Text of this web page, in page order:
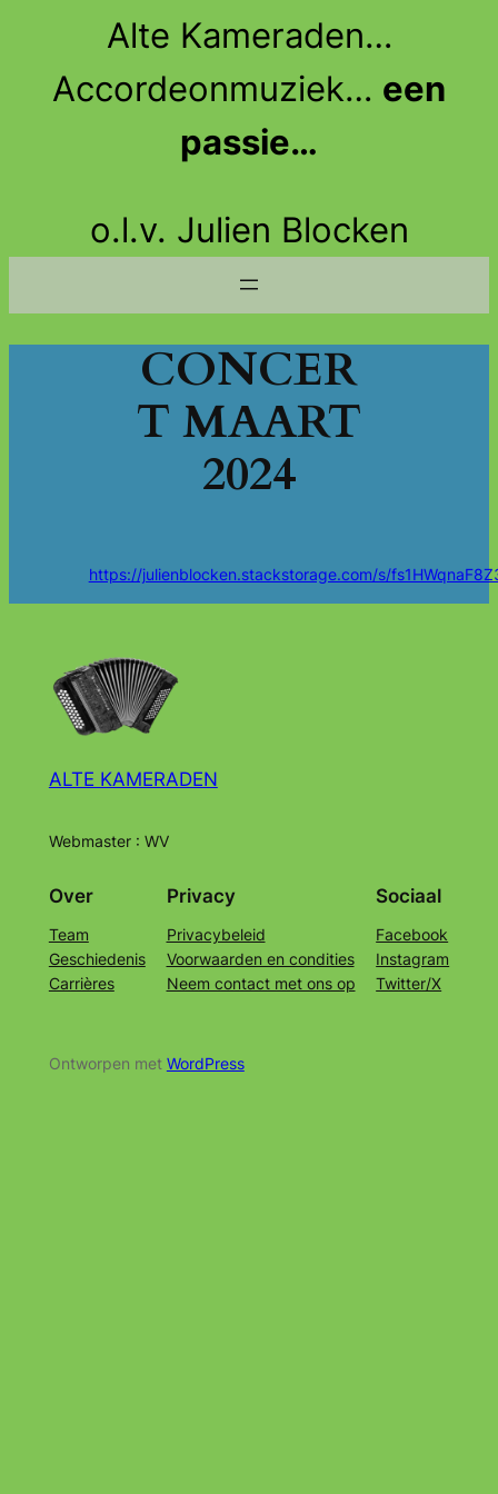
inhoud
Alte Kameraden…
Accordeonmuziek… een
passie…
o.l.v. Julien Blocken
CONCER
T MAART
2024
https://julienblocken.stackstorage.com/s/
ALTE KAMERADEN
Webmaster : WV
Over
Team
Geschiedenis
Carrières
Privacy
Privacybeleid
Voorwaarden en condities
Neem contact met ons op
Sociaal
Facebook
Instagram
Twitter/X
Ontworpen met WordPress